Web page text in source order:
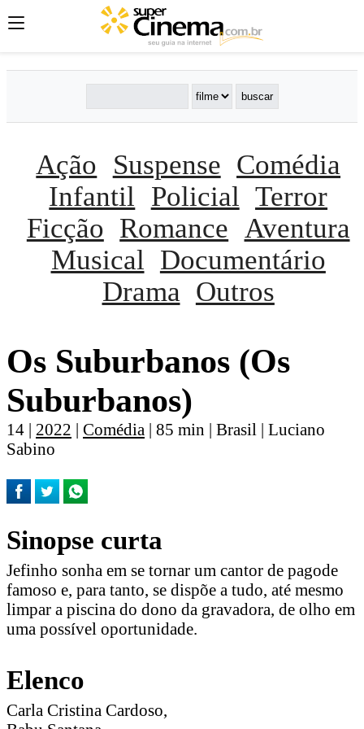
Ação Suspense Comédia
Infantil
Policial Terror
Ficção Romance Aventura
Musical
Documentário
Drama Outros
Os Suburbanos (Os
Suburbanos)
14 | 2022 | Comédia | 85 min | Brasil | Luciano
Sabino
Sinopse curta
Jefinho sonha em se tornar um cantor de pagode
famoso e, para tanto, se dispõe a tudo, até mesmo
limpar a piscina do dono da gravadora, de olho em
uma possível oportunidade.
Elenco
Carla Cristina Cardoso,